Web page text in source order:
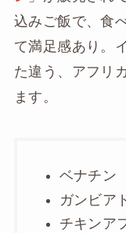
込みご飯で、食
て満足感あり。
た違う、アフリ
ます。
ベナチ
ガンビア
チキンア